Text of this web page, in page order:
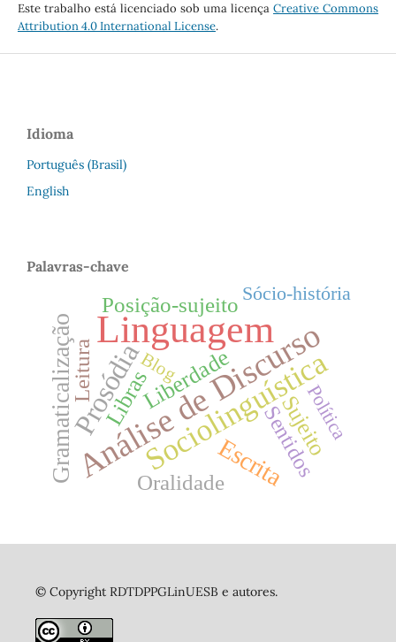
Este trabalho está licenciado sob uma licençaCreative Commons
Attribution 4.0 International License.
Idioma
Português (Brasil)
English
Palavras-chave
Linguagem
Análise de Discurso
Sociolinguística
Prosódia
Escrita
Gramaticalização LibrasLiberdade
Sujeito
Posição-sujeito
Leitura
Sentidos
Oralidade
Sócio-história
Política
Blog
© Copyright RDTDPPGLinUESB e autores.